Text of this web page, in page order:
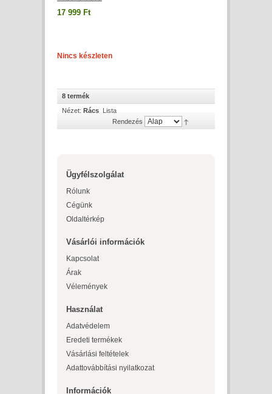
17 999 Ft
Nincs készleten
8 termék
Nézet: Rács Lista
Rendezés
Ügyfélszolgálat
Rólunk
Cégünk
Oldaltérkép
Vásárlói információk
Kapcsolat
Árak
Vélemények
Használat
Adatvédelem
Eredeti termékek
Vásárlási feltételek
Adattovábbítási nyilatkozat
Információk